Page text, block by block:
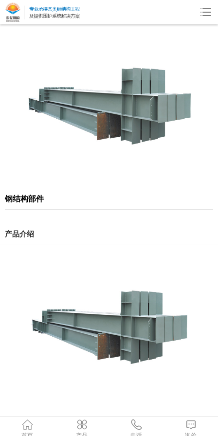
钢结构部件
产品介绍